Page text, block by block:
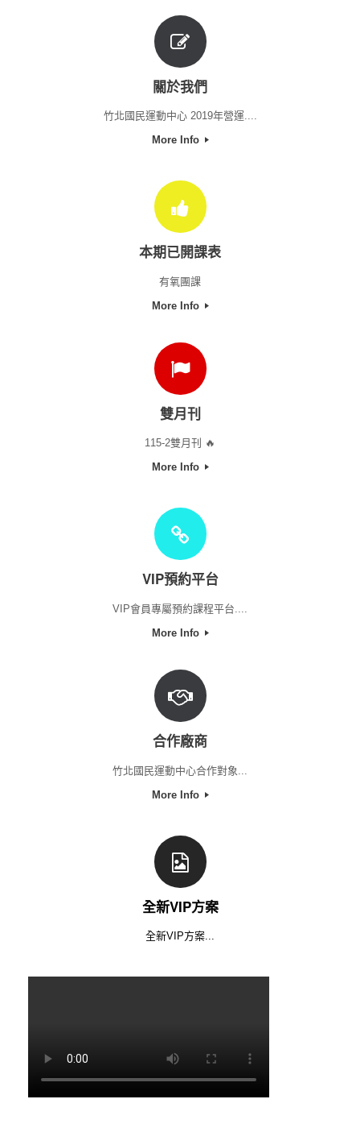
關於我們
竹北國民運動中心 2019年營運....
More Info
本期已開課表
有氧團課
More Info
雙月刊
115-2雙月刊 🔥
More Info
VIP預約平台
VIP會員專屬預約課程平台....
More Info
合作廠商
竹北國民運動中心合作對象...
More Info
全新VIP方案
全新VIP方案...